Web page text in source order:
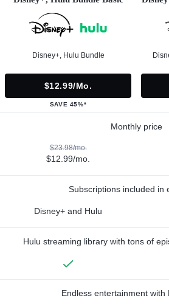
Disney+, Hulu Bundle
$12.99/mo.
SAVE 45%*
Monthly price
$23.98/mo.
$12.99/mo.
Subscriptions included in
Disney+ and Hulu
Hulu streaming library with tons of
Endless entertainment with